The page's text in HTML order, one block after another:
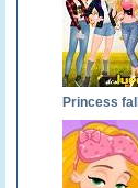
Princess